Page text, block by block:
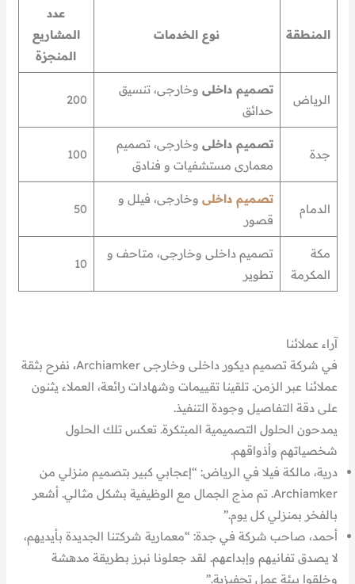
المنطقة نوع الخدمات
عدد
المشاريع
المنجزة
الرياض
تصميم داخلىوخارجى، تنسيق
حدائق
200
جدة
تصميم داخلىوخارجى، تصميم
معمارى مستشفيات و فنادق
100
الدمام
تصميم داخلىوخارجى، فيلل و
قصور
50
مكة
المكرمة
تصميم داخلى وخارجى، متاحف و
تطوير
10
آراء عملائنا
في شركة تصميم ديكور داخلى وخارجى Archiamker، نفرح بثقة
عملائنا عبر الزمن. تلقينا تقييمات وشهادات رائعة، العملاء يثنون
على دقة التفاصيل وجودة التنفيذ.
يمدحون الحلول التصميمية المبتكرة. تعكس تلك الحلول
شخصياتهم وأذواقهم.
درية، مالكة فيلا في الرياض: “إعجابي كبير بتصميم منزلي من
Archiamker. تم مذج الجمال مع الوظيفية بشكل مثالي. أشعر
بالفخر بمنزلي كل يوم.”
أحمد، صاحب شركة في جدة: “معمارية شركتنا الجديدة بأيديهم،
لا يصدق تفانيهم وإبداعهم. لقد جعلونا نبرز بطريقة مدهشة
وخلقوا بيئة عمل تحفيزية.”